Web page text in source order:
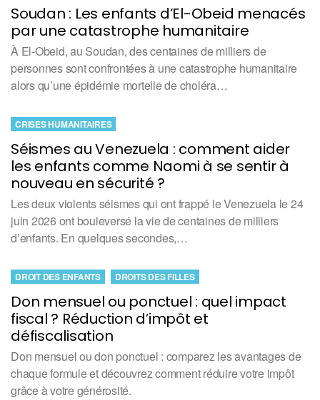
Soudan : Les enfants d’El-Obeid menacés
par une catastrophe humanitaire
À El-Obeid, au Soudan, des centaines de milliers de
personnes sont confrontées à une catastrophe humanitaire
alors qu’une épidémie mortelle de choléra…
Séismes au Venezuela : comment aider
les enfants comme Naomi à se sentir à
nouveau en sécurité ?
CRISES HUMANITAIRES
Les deux violents séismes qui ont frappé le Venezuela le 24
juin 2026 ont bouleversé la vie de centaines de milliers
d’enfants. En quelques secondes,…
Don mensuel ou ponctuel : quel impact
fiscal ? Réduction d’impôt et
défiscalisation
DROIT DES ENFANTS DROITS DES FILLES
Don mensuel ou don ponctuel : comparez les avantages de
chaque formule et découvrez comment réduire votre impôt
grâce à votre générosité.